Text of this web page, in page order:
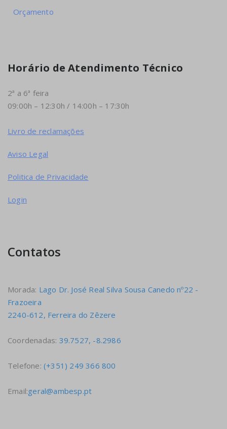
Orçamento
Horário de Atendimento Técnico
2ª a 6ª feira
09:00h – 12:30h / 14:00h – 17:30h
Livro de reclamações
Aviso Legal
Politica de Privacidade
Login
Contatos
Morada: Lago Dr. José Real Silva Sousa Canedo nº22 -
Frazoeira
2240-612, Ferreira do Zêzere
Coordenadas: 39.7527, -8.2986
Telefone: (+351) 249 366 800
Email:geral@ambesp.pt